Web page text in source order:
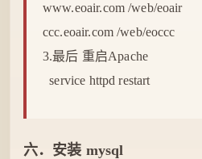
www.eoair.com /web/eoair
ccc.eoair.com /web/eoccc
3.最后 重启Apache
service httpd restart
六．安装 mysql